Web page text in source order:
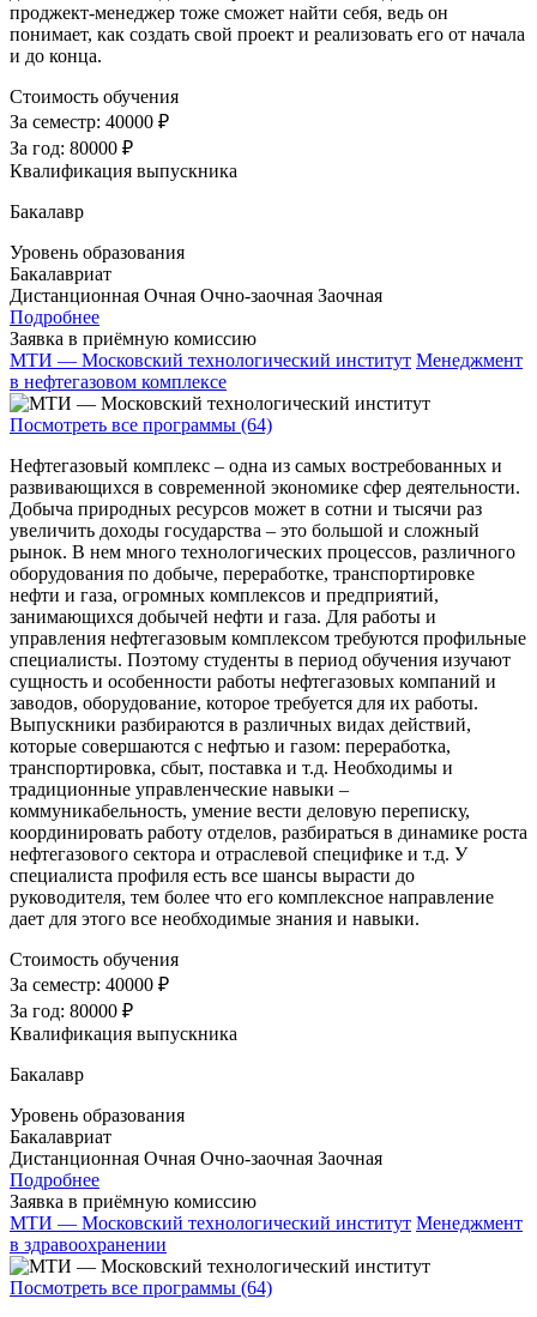
проджект-менеджер тоже сможет найти себя, ведь он
понимает, как создать свой проект и реализовать его от начала
и до конца.
Стоимость обучения
За семестр: 40000 ₽
За год: 80000 ₽
Квалификация выпускника
Бакалавр
Уровень образования
Бакалавриат
Дистанционная Очная Очно-заочная Заочная
Подробнее
Заявка в приёмную комиссию
МТИ — Московский технологический институт Менеджмент
в нефтегазовом комплексе
Посмотреть все программы (64)
Нефтегазовый комплекс – одна из самых востребованных и
развивающихся в современной экономике сфер деятельности.
Добыча природных ресурсов может в сотни и тысячи раз
увеличить доходы государства – это большой и сложный
рынок. В нем много технологических процессов, различного
оборудования по добыче, переработке, транспортировке
нефти и газа, огромных комплексов и предприятий,
занимающихся добычей нефти и газа. Для работы и
управления нефтегазовым комплексом требуются профильные
специалисты. Поэтому студенты в период обучения изучают
сущность и особенности работы нефтегазовых компаний и
заводов, оборудование, которое требуется для их работы.
Выпускники разбираются в различных видах действий,
которые совершаются с нефтью и газом: переработка,
транспортировка, сбыт, поставка и т.д. Необходимы и
традиционные управленческие навыки –
коммуникабельность, умение вести деловую переписку,
координировать работу отделов, разбираться в динамике роста
нефтегазового сектора и отраслевой специфике и т.д. У
специалиста профиля есть все шансы вырасти до
руководителя, тем более что его комплексное направление
дает для этого все необходимые знания и навыки.
Стоимость обучения
За семестр: 40000 ₽
За год: 80000 ₽
Квалификация выпускника
Бакалавр
Уровень образования
Бакалавриат
Дистанционная Очная Очно-заочная Заочная
Подробнее
Заявка в приёмную комиссию
МТИ — Московский технологический институт Менеджмент
в здравоохранении
Посмотреть все программы (64)